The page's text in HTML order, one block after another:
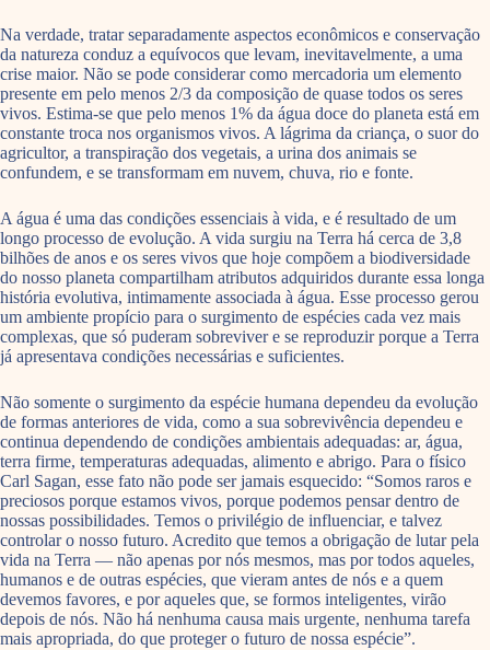
Na verdade, tratar separadamente aspectos econômicos e conservação
da natureza conduz a equívocos que levam, inevitavelmente, a uma
crise maior. Não se pode considerar como mercadoria um elemento
presente em pelo menos 2/3 da composição de quase todos os seres
vivos. Estima-se que pelo menos 1% da água doce do planeta está em
constante troca nos organismos vivos. A lágrima da criança, o suor do
agricultor, a transpiração dos vegetais, a urina dos animais se
confundem, e se transformam em nuvem, chuva, rio e fonte.
A água é uma das condições essenciais à vida, e é resultado de um
longo processo de evolução. A vida surgiu na Terra há cerca de 3,8
bilhões de anos e os seres vivos que hoje compõem a biodiversidade
do nosso planeta compartilham atributos adquiridos durante essa longa
história evolutiva, intimamente associada à água. Esse processo gerou
um ambiente propício para o surgimento de espécies cada vez mais
complexas, que só puderam sobreviver e se reproduzir porque a Terra
já apresentava condições necessárias e suficientes.
Não somente o surgimento da espécie humana dependeu da evolução
de formas anteriores de vida, como a sua sobrevivência dependeu e
continua dependendo de condições ambientais adequadas: ar, água,
terra firme, temperaturas adequadas, alimento e abrigo. Para o físico
Carl Sagan, esse fato não pode ser jamais esquecido: “Somos raros e
preciosos porque estamos vivos, porque podemos pensar dentro de
nossas possibilidades. Temos o privilégio de influenciar, e talvez
controlar o nosso futuro. Acredito que temos a obrigação de lutar pela
vida na Terra — não apenas por nós mesmos, mas por todos aqueles,
humanos e de outras espécies, que vieram antes de nós e a quem
devemos favores, e por aqueles que, se formos inteligentes, virão
depois de nós. Não há nenhuma causa mais urgente, nenhuma tarefa
mais apropriada, do que proteger o futuro de nossa espécie”.